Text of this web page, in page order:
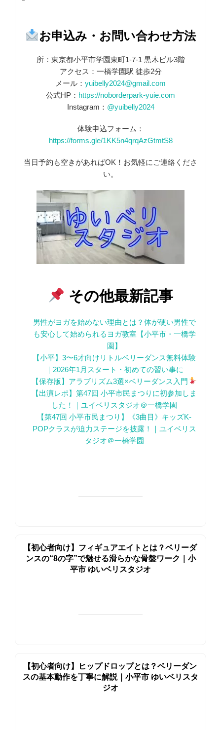
お申込み・お問い合わせ方法
所：東京都小平市学園東町1-7-1 黒木ビル3階
アクセス：一橋学園駅 徒歩2分
メール： yuibelly2024@gmail.com
公式HP： https://noborderpark-yuie.com
Instagram： @yuibelly2024
体験申込フォーム：
https://forms.gle/1KK5n4qrqAzGtmtS8
当日予約も空きがあればOK！お気軽にご連絡くださ
い。
その他最新記事
男性がヨガを始めない理由とは？体が硬い男性で
も安心して始められるヨガ教室【小平市・一橋学
園】
【小平】3〜6才向けリトルベリーダンス無料体験
｜2026年1月スタート・初めての習い事に
【保存版】アラブリズム3選×ベリーダンス入門
【出演レポ】第47回 小平市民まつりに初参加しま
した！｜ユイベリスタジオ＠一橋学園
【第47回 小平市民まつり】《3曲目》キッズK-
POPクラスが迫力ステージを披露！｜ユイベリス
タジオ＠一橋学園
【初心者向け】フィギュアエイトとは？ベリーダ
ンスの“8の字”で魅せる滑らかな骨盤ワーク｜小
平市 ゆいベリスタジオ
【初心者向け】ヒップドロップとは？ベリーダン
スの基本動作を丁寧に解説｜小平市 ゆいベリスタ
ジオ